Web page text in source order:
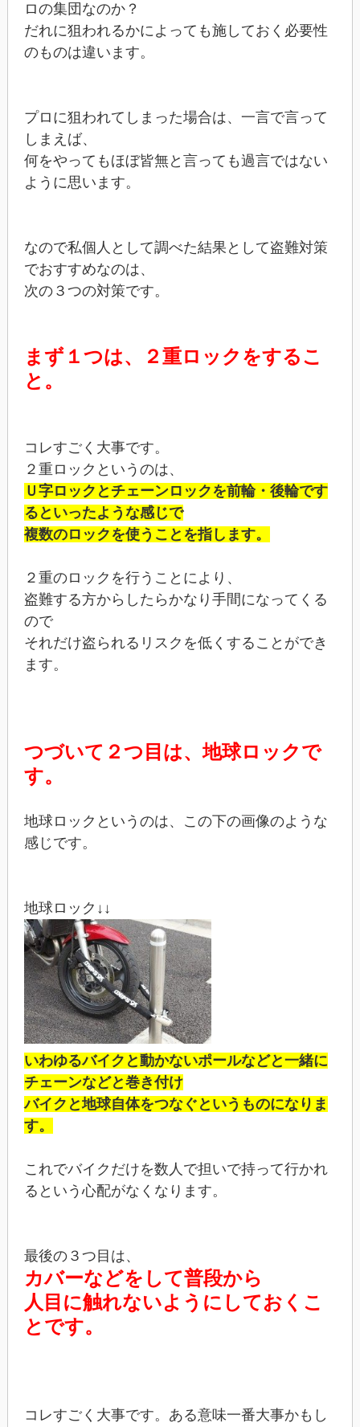
ロの集団なのか？
だれに狙われるかによっても施しておく必要性
のものは違います。
プロに狙われてしまった場合は、一言で言って
しまえば、
何をやってもほぼ皆無と言っても過言ではない
ように思います。
なので私個人として調べた結果として盗難対策
でおすすめなのは、
次の３つの対策です。
まず１つは、２重ロックをするこ
と。
コレすごく大事です。
２重ロックというのは、
Ｕ字ロックとチェーンロックを前輪・後輪です
るといったような感じで
複数のロックを使うことを指します。
２重のロックを行うことにより、
盗難する方からしたらかなり手間になってくる
ので
それだけ盗られるリスクを低くすることができ
ます。
つづいて２つ目は、地球ロックで
す。
地球ロックというのは、この下の画像のような
感じです。
地球ロック↓↓
いわゆるバイクと動かないポールなどと一緒に
チェーンなどと巻き付け
バイクと地球自体をつなぐというものになりま
す。
これでバイクだけを数人で担いで持って行かれ
るという心配がなくなります。
最後の３つ目は、
カバーなどをして普段から
人目に触れないようにしておくこ
とです。
コレすごく大事です。ある意味一番大事かもし